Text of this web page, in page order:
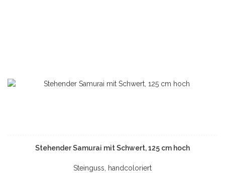
Stehender Samurai mit Schwert, 125 cm hoch
Steinguss, handcoloriert